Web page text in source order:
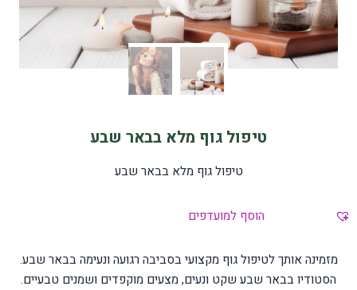
טיפול גוף מלא בבאר שבע
טיפול גוף מלא בבאר שבע
הוסף למועדפים
מזמינה אותך לטיפול גוף מקצועי בסביבה רגועה ונעימה בבאר שבע.
הסטודיו בבאר שבע שקט ונעים, מצעים מוקפדים ושמנים טבעיים.